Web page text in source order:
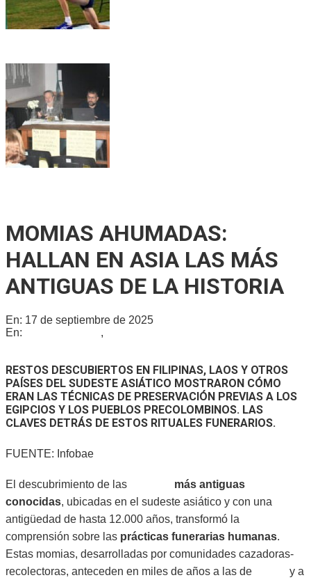
MOMIAS AHUMADAS:
HALLAN EN ASIA LAS MÁS
ANTIGUAS DE LA HISTORIA
En: 17 de septiembre de 2025
En:
,
RESTOS DESCUBIERTOS EN FILIPINAS, LAOS Y OTROS
PAÍSES DEL SUDESTE ASIÁTICO MOSTRARON CÓMO
ERAN LAS TÉCNICAS DE PRESERVACIÓN PREVIAS A LOS
EGIPCIOS Y LOS PUEBLOS PRECOLOMBINOS. LAS
CLAVES DETRÁS DE ESTOS RITUALES FUNERARIOS.
FUENTE: Infobae
El descubrimiento de las
más antiguas
conocidas, ubicadas en el sudeste asiático y con una
antigüedad de hasta 12.000 años, transformó la
comprensión sobre las prácticas funerarias humanas.
Estas momias, desarrolladas por comunidades cazadoras-
recolectoras, anteceden en miles de años a las de
y a